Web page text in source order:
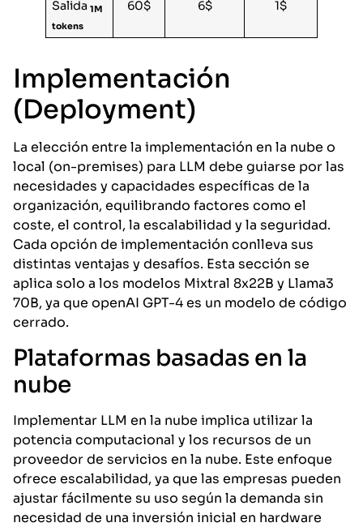
Salida1M
tokens
60$ 6$ 1$
Implementación
(Deployment)
La elección entre la implementación en la nube o
local (on-premises) para LLM debe guiarse por las
necesidades y capacidades específicas de la
organización, equilibrando factores como el
coste, el control, la escalabilidad y la seguridad.
Cada opción de implementación conlleva sus
distintas ventajas y desafíos. Esta sección se
aplica solo a los modelos Mixtral 8x22B y Llama3
70B, ya que openAI GPT-4 es un modelo de código
cerrado.
Plataformas basadas en la
nube
Implementar LLM en la nube implica utilizar la
potencia computacional y los recursos de un
proveedor de servicios en la nube. Este enfoque
ofrece escalabilidad, ya que las empresas pueden
ajustar fácilmente su uso según la demanda sin
necesidad de una inversión inicial en hardware